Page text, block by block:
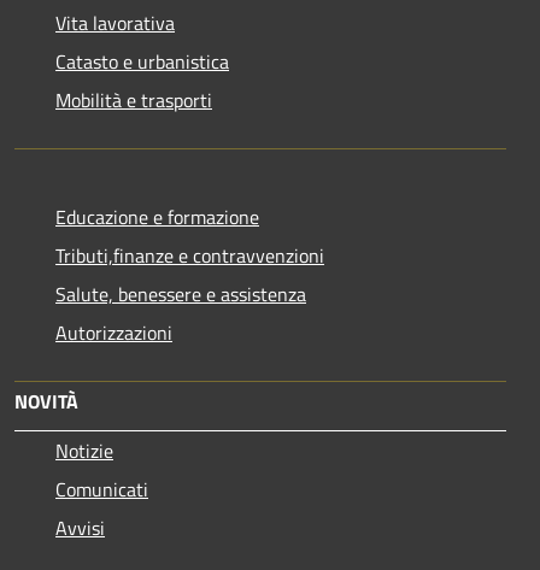
Vita lavorativa
Catasto e urbanistica
Mobilità e trasporti
Educazione e formazione
Tributi,finanze e contravvenzioni
Salute, benessere e assistenza
Autorizzazioni
NOVITÀ
Notizie
Comunicati
Avvisi